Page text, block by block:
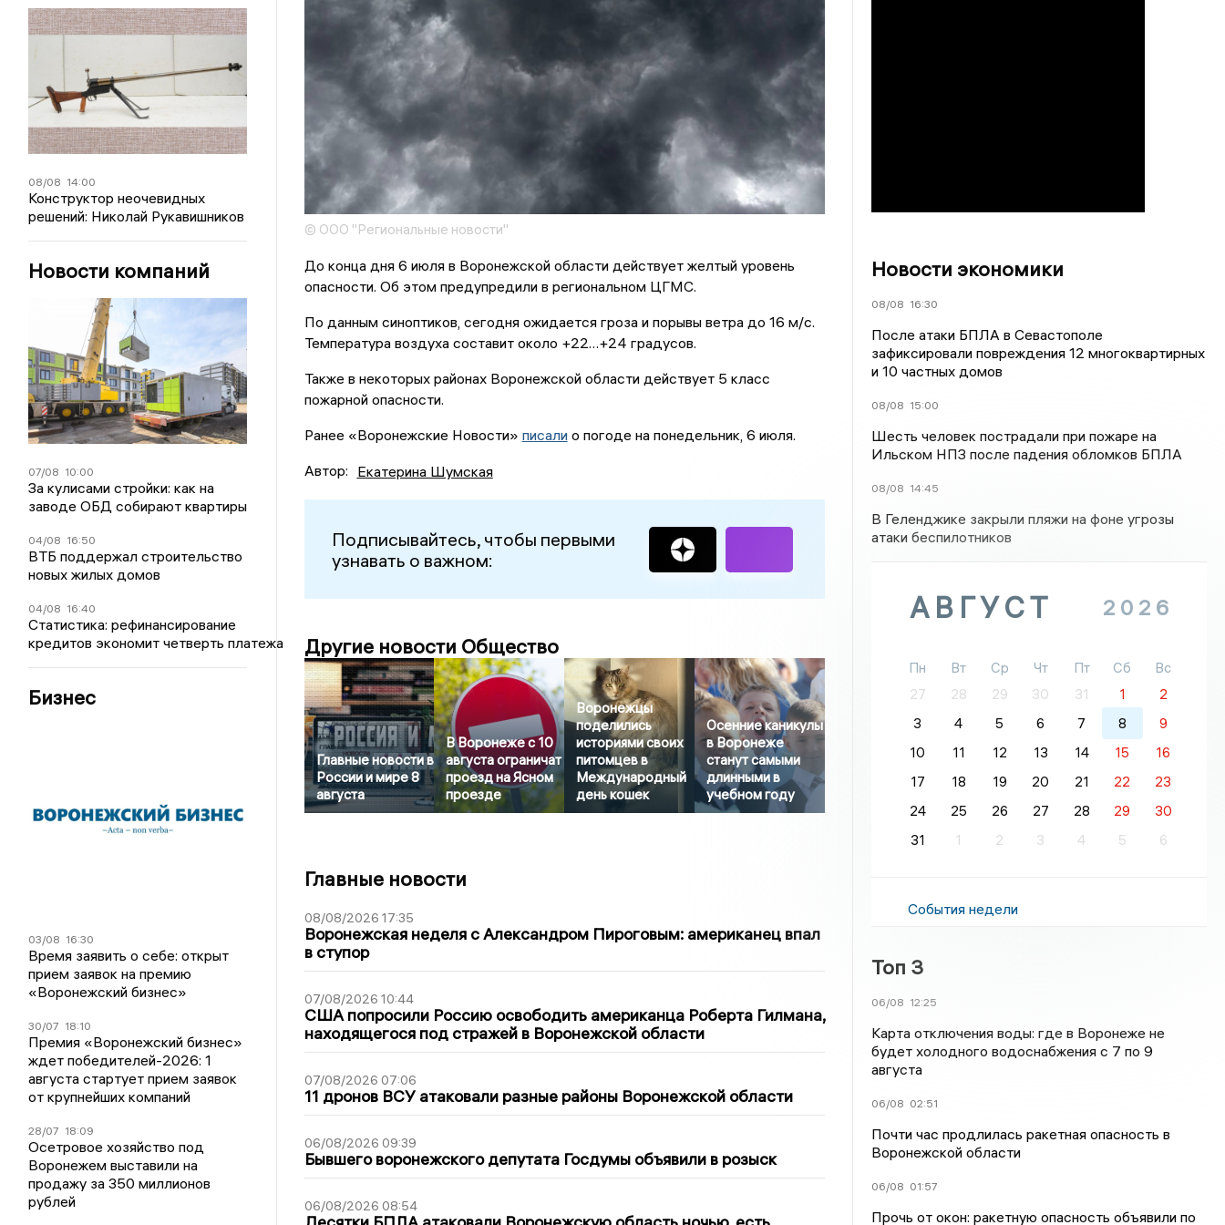
08/08 14:00
Конструктор неочевидных
решений: Николай Рукавишников
Новости компаний
07/08 10:00
За кулисами стройки: как на
заводе ОБД собирают квартиры
04/08 16:50
ВТБ поддержал строительство
новых жилых домов
04/08 16:40
Статистика: рефинансирование
кредитов экономит четверть платежа
Бизнес
03/08 16:30
Время заявить о себе: открыт
прием заявок на премию
«Воронежский бизнес»
30/07 18:10
Премия «Воронежский бизнес»
ждет победителей-2026: 1
августа стартует прием заявок
от крупнейших компаний
28/07 18:09
Осетровое хозяйство под
Воронежем выставили на
продажу за 350 миллионов
рублей
© ООО "Региональные новости"
До конца дня 6 июля в Воронежской области действует желтый уровень
опасности. Об этом предупредили в региональном ЦГМС.
По данным синоптиков, сегодня ожидается гроза и порывы ветра до 16 м/с.
Температура воздуха составит около +22…+24 градусов.
Также в некоторых районах Воронежской области действует 5 класс
пожарной опасности.
Ранее «Воронежские Новости» писалио погоде на понедельник, 6 июля.
Автор: Екатерина Шумская
Подписывайтесь, чтобы первыми
узнавать о важном:
Другие новости Общество
Главные новости в
России и мире 8
августа
В Воронеже с 10
августа ограничат
проезд на Ясном
проезде
Воронежцы
поделились
историями своих
питомцев в
Международный
день кошек
Осенние каникулы
в Воронеже
станут самыми
длинными в
учебном году
Главные новости
08/08/2026 17:35
Воронежская неделя с Александром Пироговым: американец впал
в ступор
07/08/2026 10:44
США попросили Россию освободить американца Роберта Гилмана,
находящегося под стражей в Воронежской области
07/08/2026 07:06
11 дронов ВСУ атаковали разные районы Воронежской области
06/08/2026 09:39
Бывшего воронежского депутата Госдумы объявили в розыск
06/08/2026 08:54
Новости экономики
08/08 16:30
После атаки БПЛА в Севастополе
зафиксировали повреждения 12 многоквартирных
и 10 частных домов
08/08 15:00
Шесть человек пострадали при пожаре на
Ильском НПЗ после падения обломков БПЛА
08/08 14:45
В Геленджике закрыли пляжи на фоне угрозы
атаки беспилотников
АВГУСТ 2026
Пн Вт Ср Чт Пт Сб
Вс
27
28 29 30 31 1
2
3
4 5 6 7 8
9
10
11 12 13 14 15
16
17
18 19 20 21 22
23
24
25 26 27 28 29
30
31
1 2 3 4 5 6
События недели
Топ 3
06/08 12:25
Карта отключения воды: где в Воронеже не
будет холодного водоснабжения с 7 по 9
августа
06/08 02:51
Почти час продлилась ракетная опасность в
Воронежской области
06/08 01:57
Прочь от окон: ракетную опасность объявили по